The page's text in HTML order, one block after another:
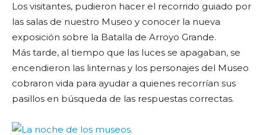
Los visitantes, pudieron hacer el recorrido guiado por
las salas de nuestro Museo y conocer la nueva
exposición sobre la Batalla de Arroyo Grande.
Más tarde, al tiempo que las luces se apagaban, se
encendieron las linternas y los personajes del Museo
cobraron vida para ayudar a quienes recorrían sus
pasillos en búsqueda de las respuestas correctas.